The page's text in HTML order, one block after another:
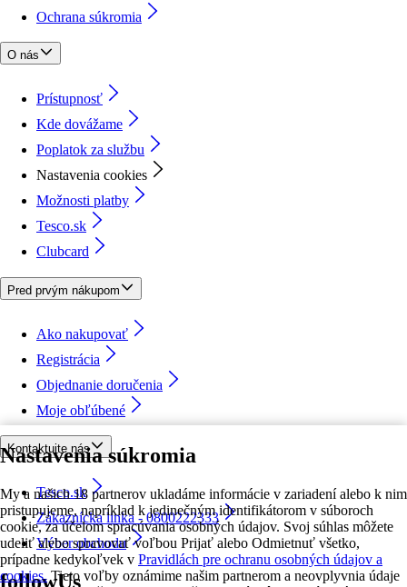
Nastavenia súkromia
My a našich 18 partnerov ukladáme informácie v zariadení alebo k nim
pristupujeme, napríklad k jedinečným identifikátorom v súboroch
cookie, za účelom spracúvania osobných údajov. Svoj súhlas môžete
udeliť alebo spravovať voľbou Prijať alebo Odmietnuť všetko,
prípadne kedykoľvek v Pravidlách pre ochranu osobných údajov a
cookies. Tieto voľby oznámime našim partnerom a neovplyvnia údaje
Ochrana súkromia
O nás
Prístupnosť
Kde dovážame
Poplatok za službu
Nastavenia cookies
Možnosti platby
Tesco.sk
Clubcard
Pred prvým nákupom
Ako nakupovať
Registrácia
Objednanie doručenia
Moje obľúbené
Kontaktujte nás
Tesco.sk
Zákaznícka linka - 0800222333
Výber obchodu
followUs